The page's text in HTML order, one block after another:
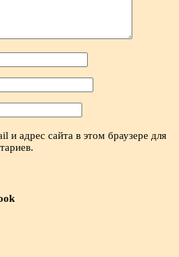
и адрес сайта в этом браузере для